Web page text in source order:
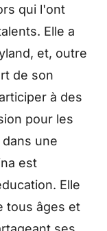
qui l'ont
Elle a
et, outre
de son
à des
pour les
une
est
Elle
tous âges et